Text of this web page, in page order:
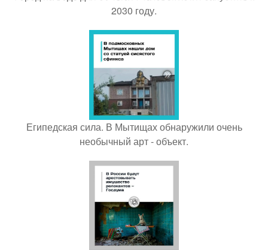
2030 году.
Египедская сила. В Мытищах обнаружили очень
необычный арт - объект.